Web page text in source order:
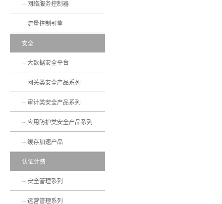
网络服务控制器
流量控制引擎
安全
大数据安全平台
网关类安全产品系列
审计类安全产品系列
应用防护类安全产品系列
缓存加速产品
认证计费
安全管理系列
运营管理系列